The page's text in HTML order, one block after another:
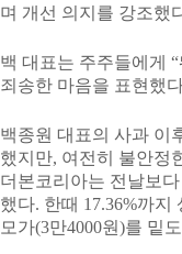
며 개선 의지를 강조했
백 대표는 주주들에게
죄송한 마음을 표현했
백종원 대표의 사과 이
했지만, 여전히 불안정
더본코리아는 전날보
했다. 한때 17.36%까
모가(3만4000원)를 밑